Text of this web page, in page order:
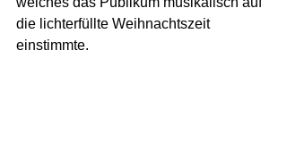
die lichterfüllte Weihnachtszeit
einstimmte.